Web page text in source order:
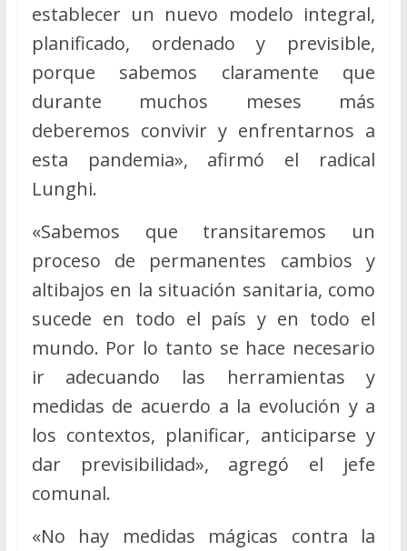
establecer un nuevo modelo integral,
planificado, ordenado y previsible,
porque sabemos claramente que
durante muchos meses más
deberemos convivir y enfrentarnos a
esta pandemia», afirmó el radical
Lunghi.
«Sabemos que transitaremos un
proceso de permanentes cambios y
altibajos en la situación sanitaria, como
sucede en todo el país y en todo el
mundo. Por lo tanto se hace necesario
ir adecuando las herramientas y
medidas de acuerdo a la evolución y a
los contextos, planificar, anticiparse y
dar previsibilidad», agregó el jefe
comunal.
«No hay medidas mágicas contra la